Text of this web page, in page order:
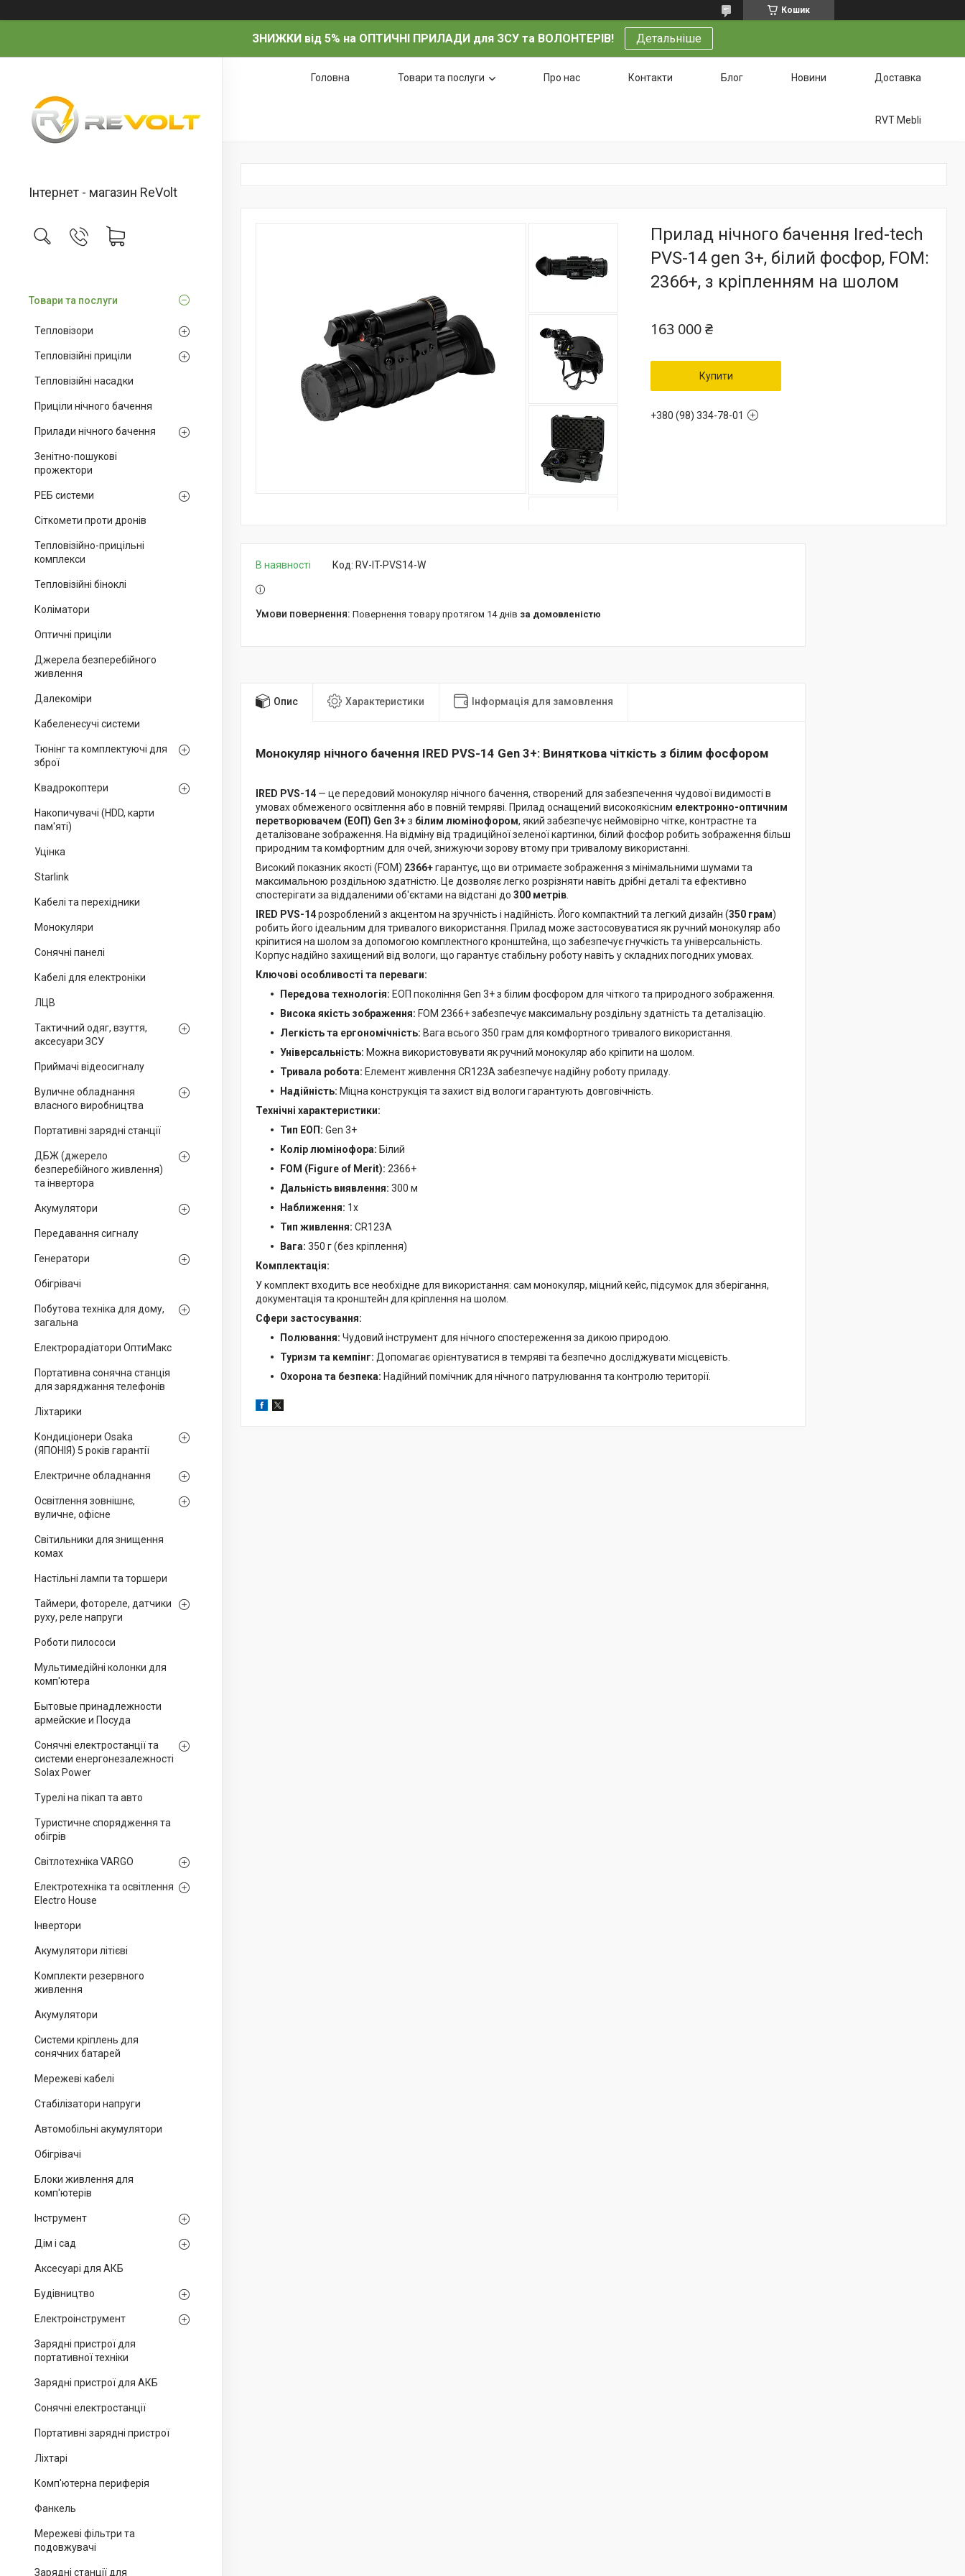
Кошик
ЗНИЖКИ від 5% на ОПТИЧНІ ПРИЛАДИ для ЗСУ та ВОЛОНТЕРІВ! Детальніше
Інтернет - магазин ReVolt
Товари та послуги
Тепловізори
Тепловізійні приціли
Тепловізійні насадки
Приціли нічного бачення
Прилади нічного бачення
Зенітно-пошукові
прожектори
РЕБ системи
Сіткомети проти дронів
Тепловізійно-прицільні
комплекси
Тепловізійні біноклі
Коліматори
Оптичні приціли
Джерела безперебійного
живлення
Далекоміри
Кабеленесучі системи
Тюнінг та комплектуючі для
зброї
Квадрокоптери
Накопичувачі (HDD, карти
пам'яті)
Уцінка
Starlink
Кабелі та перехідники
Монокуляри
Сонячні панелі
Кабелі для електроніки
ЛЦВ
Тактичний одяг, взуття,
аксесуари ЗСУ
Приймачі відеосигналу
Вуличне обладнання
власного виробництва
Портативні зарядні станції
ДБЖ (джерело
безперебійного живлення)
та інвертора
Акумулятори
Передавання сигналу
Генератори
Обігрівачі
Побутова техніка для дому,
загальна
Електрорадіатори ОптиМакс
Портативна сонячна станція
для заряджання телефонів
Ліхтарики
Кондиціонери Osaka
(ЯПОНІЯ) 5 років гарантії
Електричне обладнання
Освітлення зовнішнє,
вуличне, офісне
Світильники для знищення
комах
Настільні лампи та торшери
Таймери, фотореле, датчики
руху, реле напруги
Роботи пилососи
Мультимедійні колонки для
комп'ютера
Бытовые принадлежности
армейские и Посуда
Сонячні електростанції та
системи енергонезалежності
Solax Power
Турелі на пікап та авто
Туристичне спорядження та
обігрів
Світлотехніка VARGO
Електротехніка та освітлення
Electro House
Інвертори
Акумулятори літієві
Комплекти резервного
живлення
Акумулятори
Системи кріплень для
сонячних батарей
Мережеві кабелі
Стабілізатори напруги
Автомобільні акумулятори
Обігрівачі
Блоки живлення для
комп'ютерів
Інструмент
Дім і сад
Аксесуарі для АКБ
Будівництво
Електроінструмент
Зарядні пристрої для
портативної техніки
Зарядні пристрої для АКБ
Сонячні електростанції
Портативні зарядні пристрої
Ліхтарі
Комп'ютерна периферія
Фанкель
Мережеві фільтри та
подовжувачі
Зарядні станції для
Головна Товари та послуги Про нас Контакти Блог Новини Доставка
RVT Mebli
Прилад нічного бачення Ired-tech
PVS-14 gen 3+, білий фосфор, FOM:
2366+, з кріпленням на шолом
163 000 ₴
Купити
+380 (98) 334-78-01
В наявності Код: RV-IT-PVS14-W
повернення товару протягом 14 днів за домовленістю
Опис Характеристики Інформація для замовлення
Монокуляр нічного бачення IRED PVS-14 Gen 3+: Виняткова чіткість з білим фосфором
IRED PVS-14 — це передовий монокуляр нічного бачення, створений для забезпечення чудової видимості в
умовах обмеженого освітлення або в повній темряві. Прилад оснащений високоякісним електронно-оптичним
перетворювачем (ЕОП) Gen 3+з білим люмінофором, який забезпечує неймовірно чітке, контрастне та
деталізоване зображення. На відміну від традиційної зеленої картинки, білий фосфор робить зображення більш
природним та комфортним для очей, знижуючи зорову втому при тривалому використанні.
Високий показник якості (FOM) 2366+гарантує, що ви отримаєте зображення з мінімальними шумами та
максимальною роздільною здатністю. Це дозволяє легко розрізняти навіть дрібні деталі та ефективно
спостерігати за віддаленими об'єктами на відстані до 300 метрів
IRED PVS-14розроблений з акцентом на зручність і надійність. Його компактний та легкий дизайн (350 грам)
робить його ідеальним для тривалого використання. Прилад може застосовуватися як ручний монокуляр або
кріпитися на шолом за допомогою комплектного кронштейна, що забезпечує гнучкість та універсальність.
Корпус надійно захищений від вологи, що гарантує стабільну роботу навіть у складних погодних умовах.
Ключові особливості та переваги:
Передова технологія: ЕОП покоління Gen 3+ з білим фосфором для чіткого та природного зображення.
Висока якість зображення: FOM 2366+ забезпечує максимальну роздільну здатність та деталізацію.
Легкість та ергономічність: Вага всього 350 грам для комфортного тривалого використання.
Універсальність: Можна використовувати як ручний монокуляр або кріпити на шолом.
Тривала робота: Елемент живлення CR123А забезпечує надійну роботу приладу.
Надійність: Міцна конструкція та захист від вологи гарантують довговічність.
Технічні характеристики:
Тип ЕОП: Gen 3+
Колір люмінофора: Білий
FOM (Figure of Merit): 2366+
Дальність виявлення: 300 м
Наближення: 1х
Тип живлення: CR123А
Вага: 350 г (без кріплення)
Комплектація:
У комплект входить все необхідне для використання: сам монокуляр, міцний кейс, підсумок для зберігання,
документація та кронштейн для кріплення на шолом.
Сфери застосування:
Полювання: Чудовий інструмент для нічного спостереження за дикою природою.
Туризм та кемпінг: Допомагає орієнтуватися в темряві та безпечно досліджувати місцевість.
Охорона та безпека: Надійний помічник для нічного патрулювання та контролю території.